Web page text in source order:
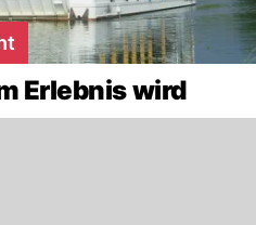
Erlebnis wird